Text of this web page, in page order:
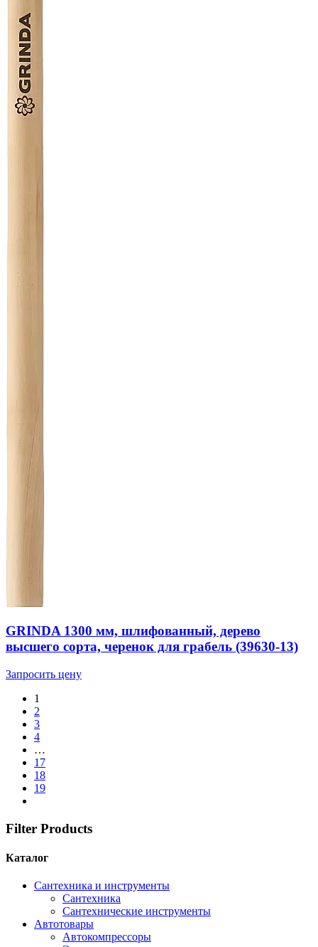
GRINDA 1300 мм, шлифованный, дерево
высшего сорта, черенок для грабель (39630-13)
Запросить цену
1
2
3
4
…
17
18
19
Filter Products
Каталог
Cантехника и инструменты
Сантехника
Сантехнические инструменты
Автотовары
Автокомпрессоры